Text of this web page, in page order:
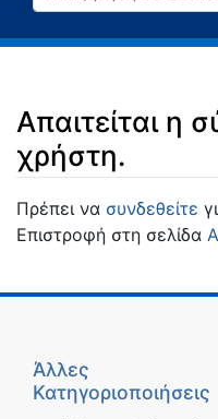
Απαιτείται η
χρήστη.
Μετάβαση σε:πλοήγηση
Πρέπει να συνδεθείτε
Επιστροφή στη σελίδα
Άλλες
Κατηγοριοποιήσεις